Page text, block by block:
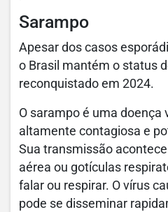
Sarampo
Apesar dos casos
o Brasil mantém o status
reconquistado em 2024.
O sarampo é uma doença
altamente contagiosa e
Sua transmissão
aérea ou gotículas
falar ou respirar. O vírus
pode se disseminar